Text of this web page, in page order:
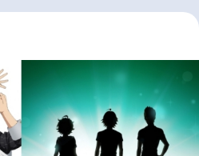
トレンド 無料マンガ